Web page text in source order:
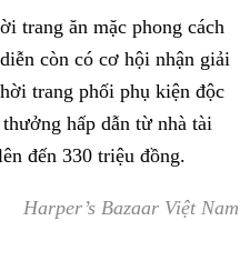
trang ăn mặc phong cách
còn có cơ hội nhận giải
trang phối phụ kiện độc
hấp dẫn từ nhà tài
đến 330 triệu đồng.
Harper’s Bazaar Việt Nam